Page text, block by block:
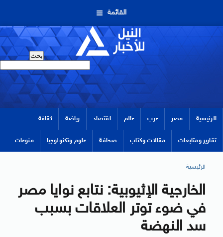
القائمة
الرئيسية مصر عرب عالم اقتصاد رياضة ثقافة
تقارير ومتابعات مقالات وكتاب صحافة علوم وتكنولوجيا منوعات
الرئيسية
الخارجية الإثيوبية: نتابع نوايا مصر
في ضوء توتر العلاقات بسبب
سد النهضة